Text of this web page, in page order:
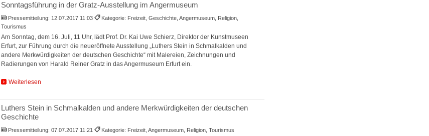
Sonntagsführung in der Gratz-Ausstellung im Angermuseum
Pressemitteilung: 12.07.2017 11:03
Kategorie: Freizeit, Geschichte, Angermuseum, Religion,
Tourismus
Am Sonntag, dem 16. Juli, 11 Uhr, lädt Prof. Dr. Kai Uwe Schierz, Direktor der Kunstmuseen
Erfurt, zur Führung durch die neueröffnete Ausstellung „Luthers Stein in Schmalkalden und
andere Merkwürdigkeiten der deutschen Geschichte“ mit Malereien, Zeichnungen und
Radierungen von Harald Reiner Gratz in das Angermuseum Erfurt ein.
Weiterlesen
Luthers Stein in Schmalkalden und andere Merkwürdigkeiten der deutschen
Geschichte
Pressemitteilung:07.07.2017 11:21 Kategorie: Freizeit, Angermuseum, Religion, Tourismus